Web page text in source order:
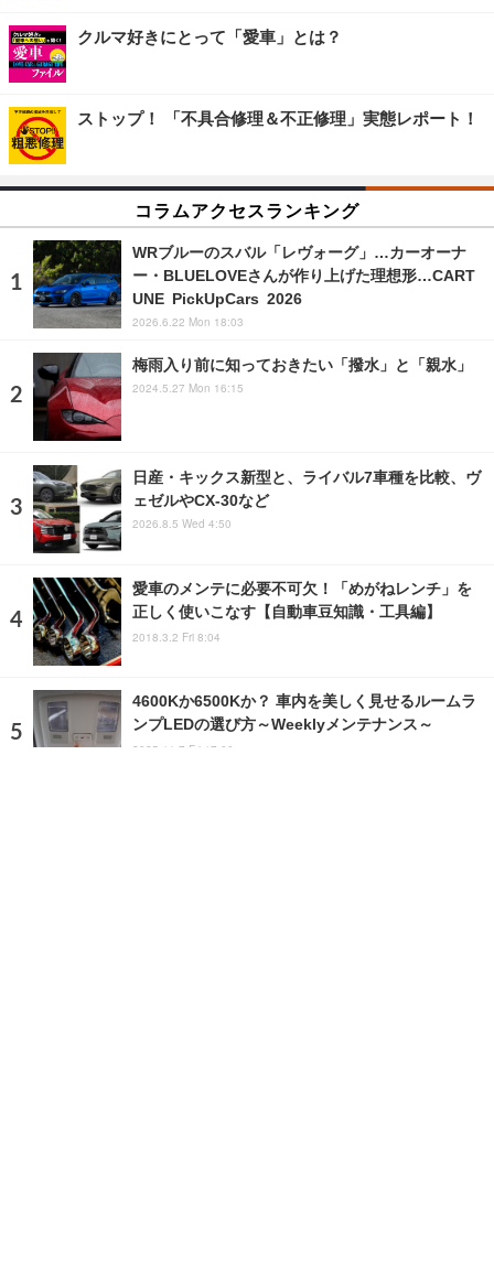
クルマ好きにとって「愛車」とは？
ストップ！ 「不具合修理＆不正修理」実態レポート！
コラムアクセスランキング
WRブルーのスバル「レヴォーグ」…カーオーナ
ー・BLUELOVEさんが作り上げた理想形…CART
UNE PickUpCars 2026
2026.6.22 Mon 18:03
梅雨入り前に知っておきたい「撥水」と「親水」
2024.5.27 Mon 16:15
日産・キックス新型と、ライバル7車種を比較、ヴ
ェゼルやCX-30など
2026.8.5 Wed 4:50
愛車のメンテに必要不可欠！「めがねレンチ」を
正しく使いこなす【自動車豆知識・工具編】
2018.3.2 Fri 8:04
4600Kか6500Kか？ 車内を美しく見せるルームラ
ンプLEDの選び方～Weeklyメンテナンス～
2025.11.7 Fri 17:00